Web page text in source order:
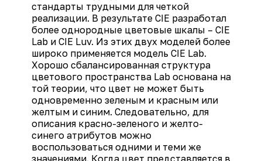
стандарты трудными для четкой
реализации. В результате CIE разработал
более однородные цветовые шкалы – CIE
Lab и CIE Luv. Из этих двух моделей более
широко применяется модель CIE Lab.
Хорошо сбалансированная структура
цветового пространства Lab основана на
той теории, что цвет не может быть
одновременно зеленым и красным или
желтым и синим. Следовательно, для
описания красно-зеленого и желто-
синего атрибутов можно
воспользоваться одними и теми же
значениями. Когда цвет представляется в